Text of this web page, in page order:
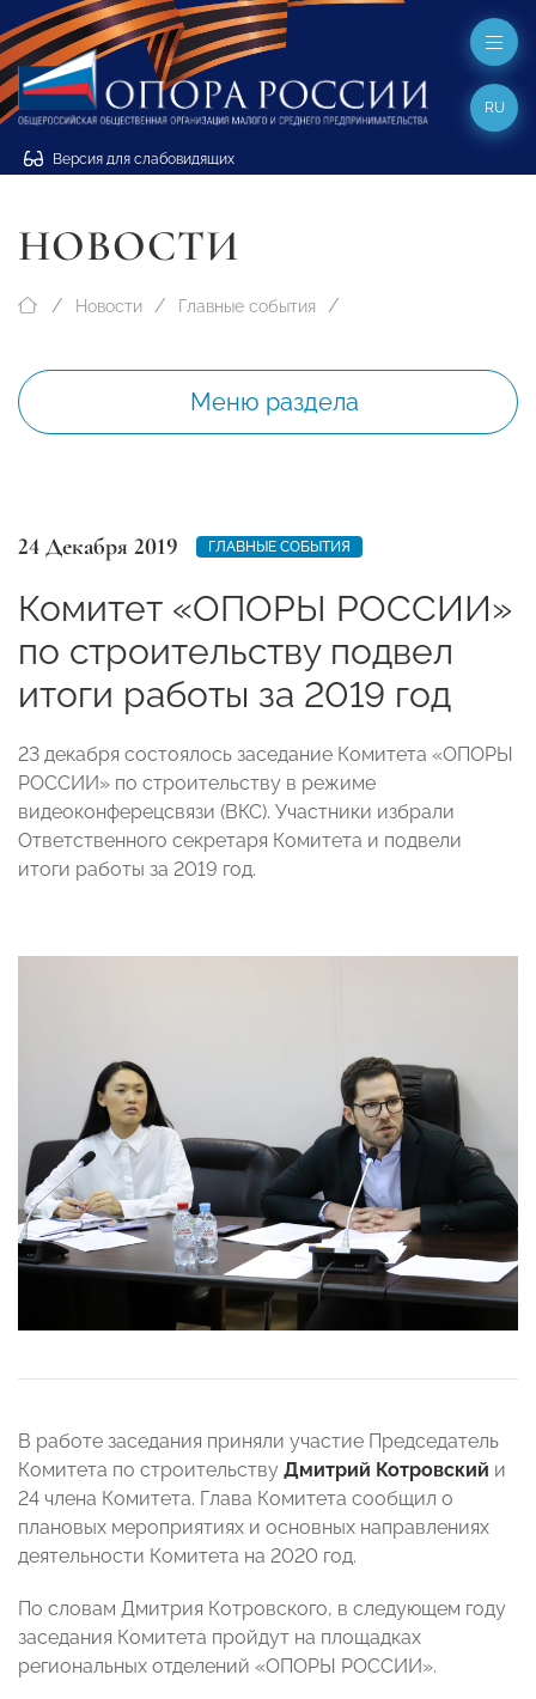
Версия для слабовидящих
RU
НОВОСТИ
Новости Главные события
Меню раздела
24 Декабря 2019 ГЛАВНЫЕ СОБЫТИЯ
Комитет «ОПОРЫ РОССИИ»
по строительству подвел
итоги работы за 2019 год
23 декабря состоялось заседание Комитета «ОПОРЫ
РОССИИ» по строительству в режиме
видеоконферецсвязи (ВКС). Участники избрали
Ответственного секретаря Комитета и подвели
итоги работы за 2019 год.
В работе заседания приняли участие Председатель
Комитета по строительству Дмитрий Котровский и
24 члена Комитета. Глава Комитета сообщил о
плановых мероприятиях и основных направлениях
деятельности Комитета на 2020 год.
По словам Дмитрия Котровского, в следующем году
заседания Комитета пройдут на площадках
региональных отделений «ОПОРЫ РОССИИ».